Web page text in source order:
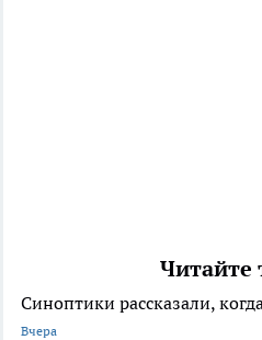
Читайте
Синоптики рассказали,
Вчера